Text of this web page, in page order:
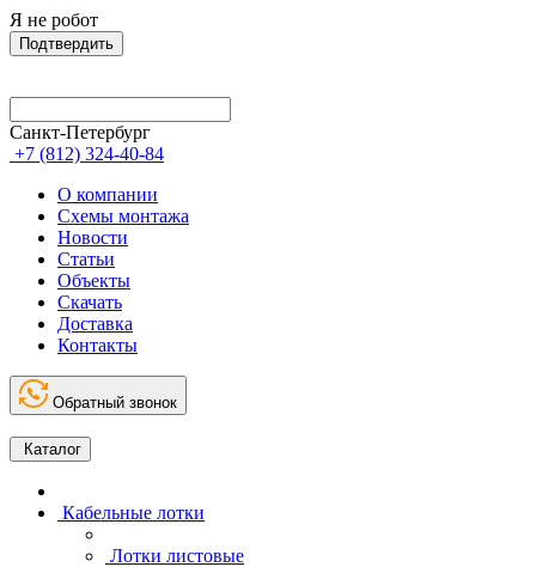
Я не робот
Подтвердить
Санкт-Петербург
+7 (812) 324-40-84
О компании
Схемы монтажа
Новости
Статьи
Объекты
Скачать
Доставка
Контакты
Обратный звонок
Каталог
Кабельные лотки
Лотки листовые